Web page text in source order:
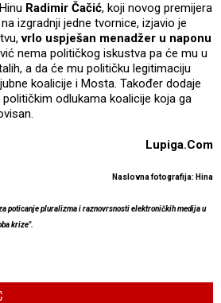
Radimir Čačić, koji novog premijera
izgradnji jedne tvornice, izjavio je
vrlo uspješan menadžer u naponu
nema političkog iskustva pa će mu u
a da će mu političku legitimaciju
koalicije i Mosta. Također dodaje
odlukama koalicije koja ga
Lupiga.Com
Naslovna fotografija: Hina
poticanje pluralizma i raznovrsnosti elektroničkih medija u
krize".